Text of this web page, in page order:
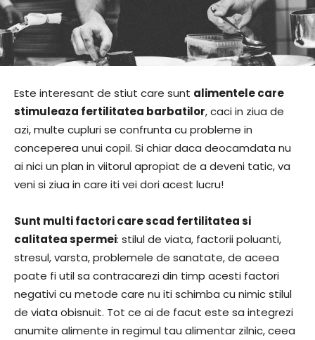
Este interesant de stiut care sunt alimentele care
stimuleaza fertilitatea barbatilor, caci in ziua de
azi, multe cupluri se confrunta cu probleme in
conceperea unui copil. Si chiar daca deocamdata nu
ai nici un plan in viitorul apropiat de a deveni tatic, va
veni si ziua in care iti vei dori acest lucru!
Sunt multi factori care scad fertilitatea si
calitatea spermei: stilul de viata, factorii poluanti,
stresul, varsta, problemele de sanatate, de aceea
poate fi util sa contracarezi din timp acesti factori
negativi cu metode care nu iti schimba cu nimic stilul
de viata obisnuit. Tot ce ai de facut este sa integrezi
anumite alimente in regimul tau alimentar zilnic, ceea